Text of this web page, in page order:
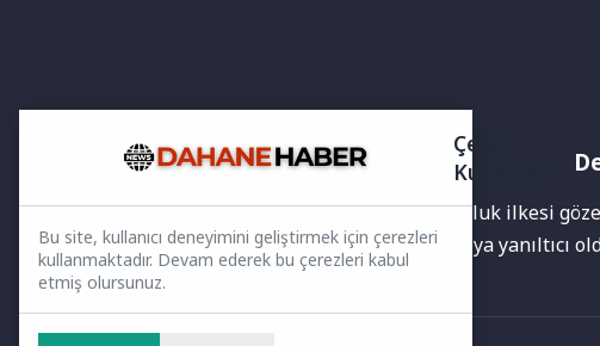
Yayınlanan haberler doğruluk ilkesi
bilgiler bulunabilir.Yanlış veya
Çerez
Kullanımı
Bu site, kullanıcı deneyimini geliştirmek için çerezleri
kullanmaktadır. Devam ederek bu çerezleri kabul
etmiş olursunuz.